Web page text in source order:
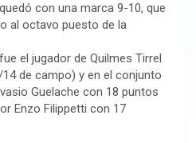
con una marca 9-10, que
al octavo puesto de la
el jugador de Quilmes Tirrel
de campo) y en el conjunto
Guelache con 18 puntos
Enzo Filippetti con 17